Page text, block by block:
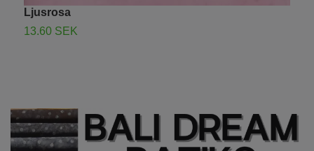
Ljusrosa
13.60 SEK